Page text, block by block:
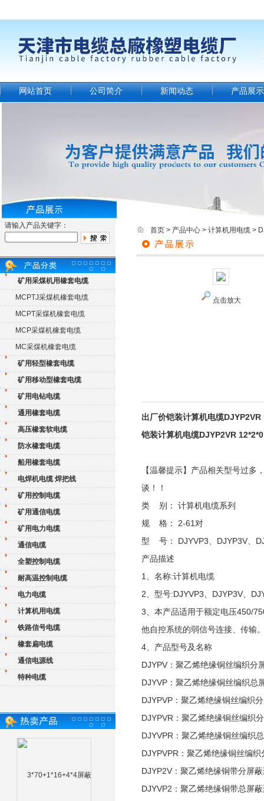
网站首页 公司简介 新闻动态 产品展示
请输入产品关键字：
矿用采煤机用橡套电缆
MCPTJ采煤机橡套电缆
MCPT采煤机橡套电缆
MCP采煤机橡套电缆
MC采煤机橡套电缆
矿用轻型橡套电缆
矿用移动型橡套电缆
矿用电钻电缆
通用橡套电缆
高压橡套软电缆
防水橡套电缆
船用橡套电缆
电焊机电缆 焊把线
矿用控制电缆
矿用通信电缆
矿用电力电缆
通信电缆
全塑控制电缆
耐高温控制电缆
电力电缆
计算机用电缆
铁路信号电缆
橡套扁电缆
通信电源线
特种电缆
首页 > 产品中心 > 计算机用电缆 >
点击放大
出厂价铠装计算机电缆
铠装计算机电缆DJYP2VR
【温馨提示】产品相关型号过
谈！！
类 别： 计算机电缆系列
规 格： 2-61对
型 号： DJYVP3、DJYP3V、
产品描述
1、名称:计算机电缆
2、型号:DJYVP3、DJYP3V、
3、本产品适用于额定电压450/
他自控系统的弱信号连接、传输
4、产品型号及名称
DJYPV：聚乙烯绝缘铜丝编织分
DJYVP：聚乙烯绝缘铜丝编织总
DJYPVP：聚乙烯绝缘铜丝编织
DJYPVR：聚乙烯绝缘铜丝编织
DJYVPR：聚乙烯绝缘铜丝编织
DJYPVPR：聚乙烯绝缘铜丝编
DJYP2V：聚乙烯绝缘铜带分屏
DJYVP2：聚乙烯绝缘铜带总屏